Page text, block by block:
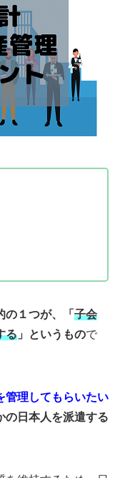
の１つが、「 子会
る 」というもので
管理してもらいたい
の日本人を派遣する